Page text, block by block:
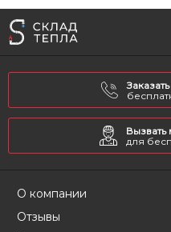
Вызвать
для
О компании
Отзывы